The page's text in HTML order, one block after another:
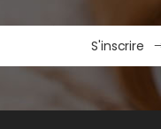
S'inscrire